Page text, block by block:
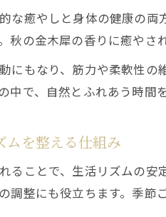
な癒やしと身体の健康の
秋の金木犀の香りに癒や
にもなり、筋力や柔軟性
中で、自然とふれあう時間
ムを整える仕組み
ることで、生活リズムの
調整にも役立ちます。季